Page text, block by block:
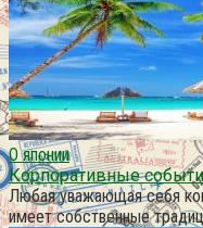
О японии
Корпоративные
Любая уважающая себя
имеет собственные